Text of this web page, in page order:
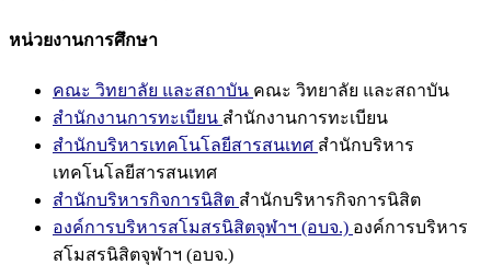
หน่วยงานการศึกษา
คณะ วิทยาลัย และสถาบัน คณะ วิทยาลัย และสถาบัน
สำนักงานการทะเบียน สำนักงานการทะเบียน
สำนักบริหารเทคโนโลยีสารสนเทศ สำนักบริหาร
เทคโนโลยีสารสนเทศ
สำนักบริหารกิจการนิสิต สำนักบริหารกิจการนิสิต
องค์การบริหารสโมสรนิสิตจุฬาฯ (อบจ.) องค์การบริหาร
สโมสรนิสิตจุฬาฯ (อบจ.)